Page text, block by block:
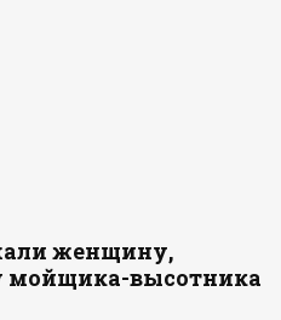
женщину,
мойщика-высотника